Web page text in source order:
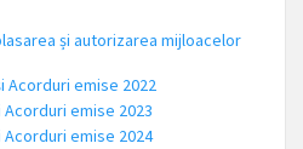
și autorizarea mijloacelor
emise 2022
emise 2023
emise 2024